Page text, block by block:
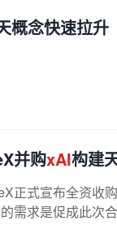
概念快速拉升
并购xAI构建
正式宣布全资收
需求是促成此次